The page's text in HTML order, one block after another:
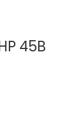
45B